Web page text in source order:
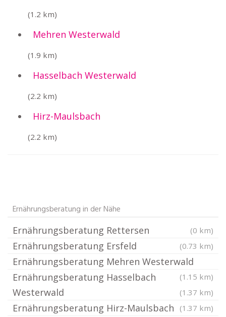
(1.2 km)
Mehren Westerwald
(1.9 km)
Hasselbach Westerwald
(2.2 km)
Hirz-Maulsbach
(2.2 km)
Ernährungsberatung in der Nähe
Ernährungsberatung Rettersen (0 km)
Ernährungsberatung Ersfeld (0.73 km)
Ernährungsberatung Mehren Westerwald
(1.15 km)
Ernährungsberatung Hasselbach
Westerwald
(1.37 km)
Ernährungsberatung Hirz-Maulsbach (1.37 km)